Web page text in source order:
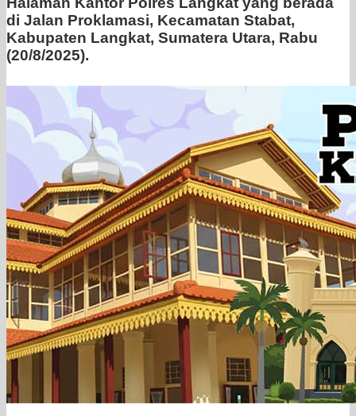
di Jalan Proklamasi, Kecamatan Stabat,
Kabupaten Langkat, Sumatera Utara, Rabu
(20/8/2025).